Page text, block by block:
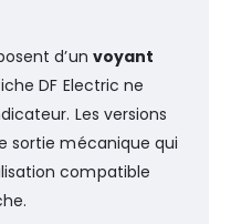
d’un voyant
DF Electric ne
Les versions
sortie mécanique qui
compatible